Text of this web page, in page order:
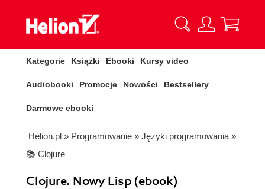
Kategorie Książki Ebooki Kursy video
Audiobooki Promocje Nowości Bestsellery
Darmowe ebooki
Helion.pl » Programowanie » Języki programowania »
📚 Clojure
Clojure. Nowy Lisp (ebook)